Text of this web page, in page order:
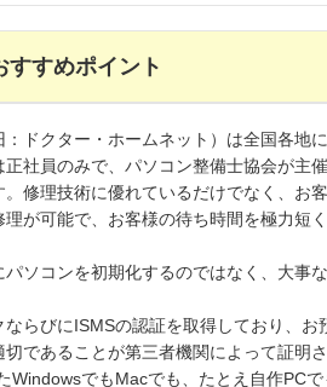
土原町下那珂/佐土原町西上那珂/佐土
崎/浄土江町/昭和町/新栄町/神宮/神宮
/高岡町内山/高岡町浦之名/高岡町小山
/西高松町/花ケ島町/花殿町/花山手西/花
丘北町/平和が丘西町/平和が丘東町/別
山/港/港東/南方町/南高松町/南花ケ島町
和町/吉野/吉村町/淀川/和知川原/
すすめポイント
：ドクター・ホームネット）は全国各地
社員のみで、パソコン整備士協会が主
修理技術に優れているだけでなく、お
が可能で、お客様の待ち時間を極力短
ソコンを初期化するのではなく、大事
らびにISMSの認証を取得しており、
であることが第三者機関によって証明
WindowsでもMacでも、たとえ自作PC